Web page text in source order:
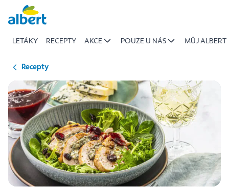
Přeskočit
LETÁKY RECEPTY AKCE POUZE U NÁS MŮJ ALBERT
Recepty